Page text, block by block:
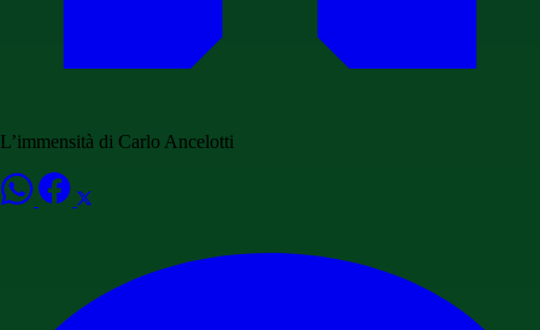
L’immensità di Carlo Ancelotti